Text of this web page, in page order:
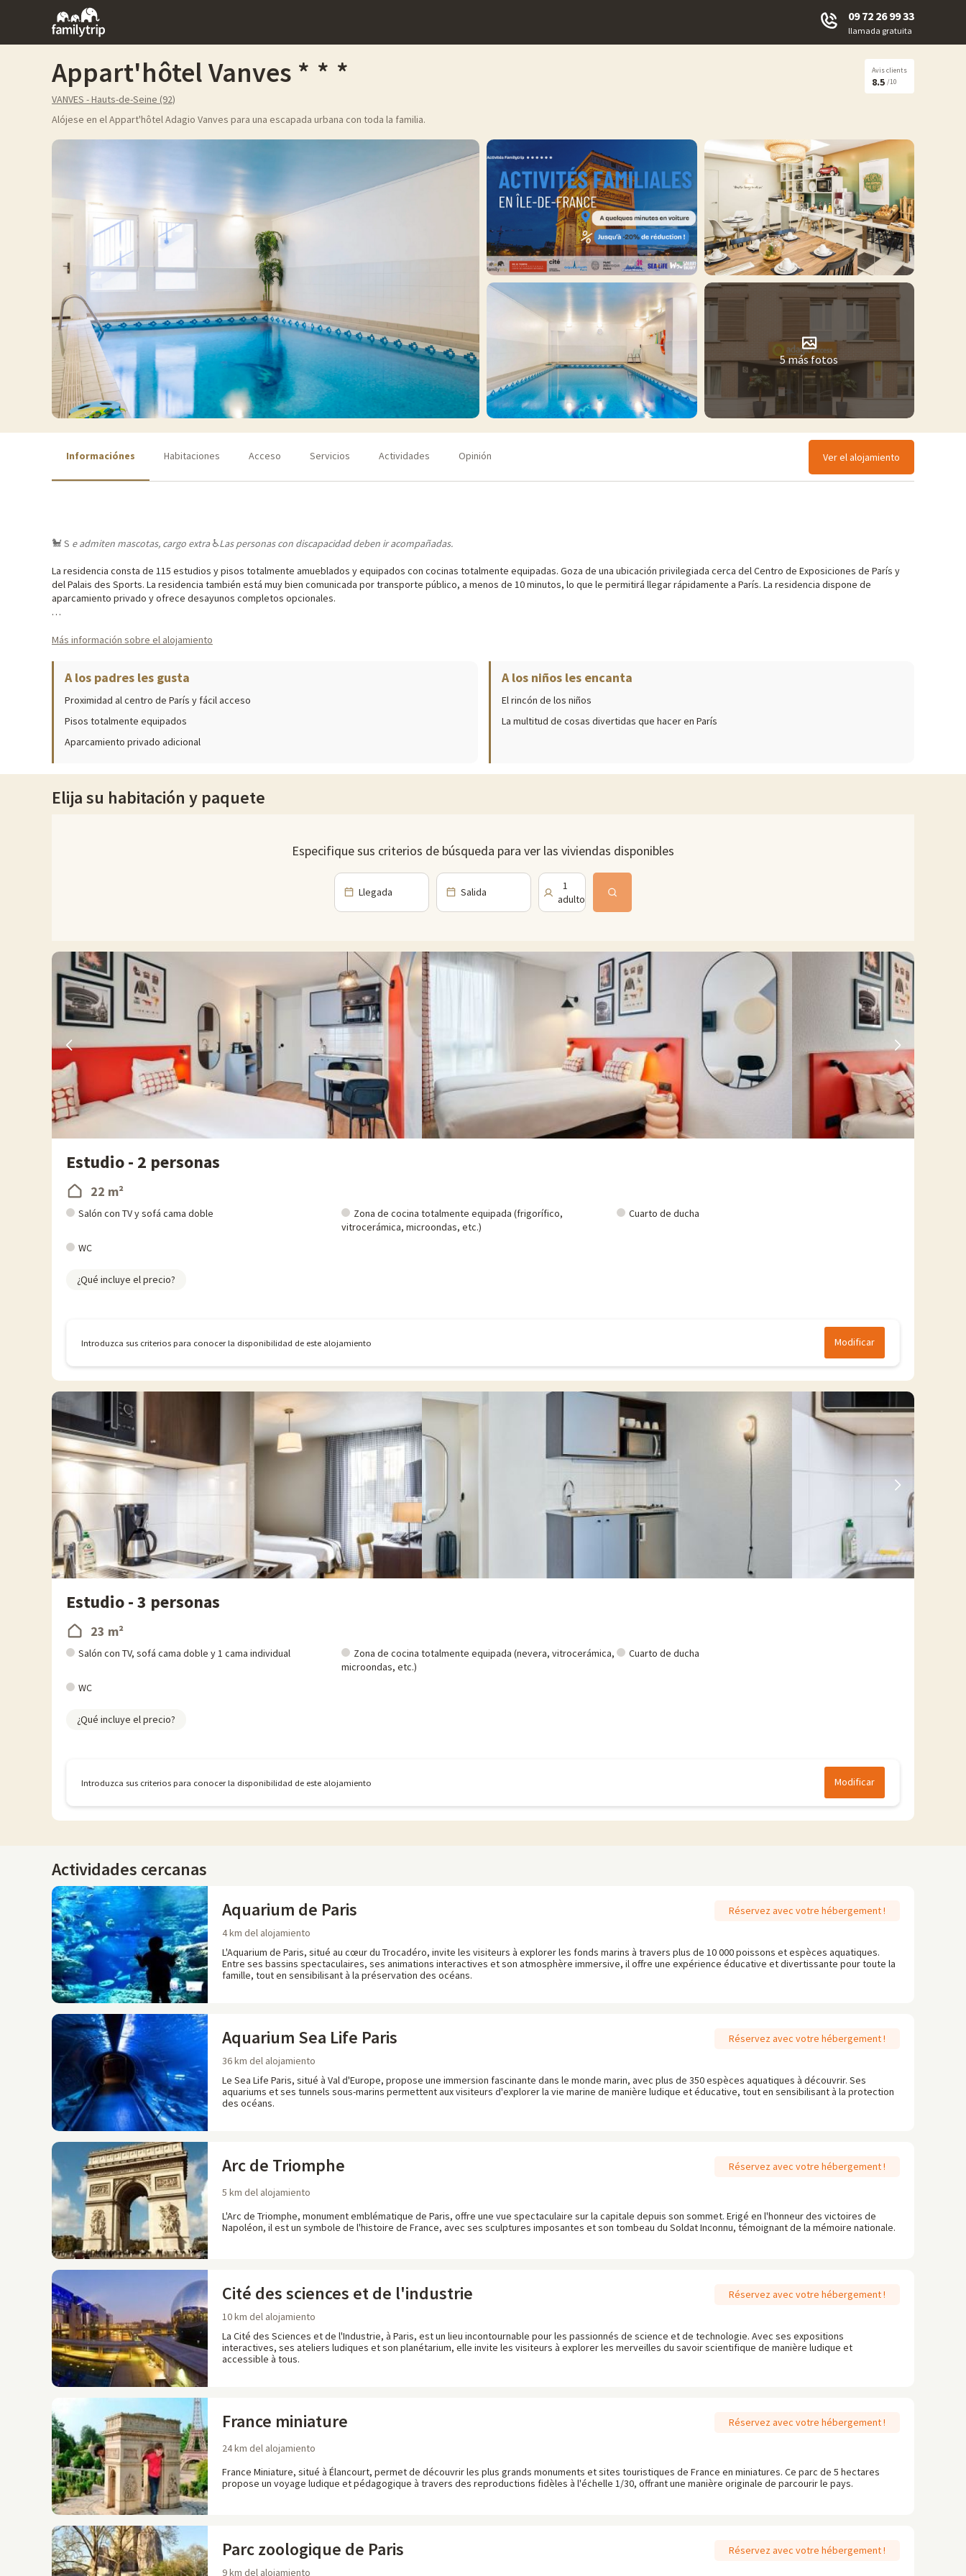
Family
trip
09 72 26 99 33
llamada gratuita
Appart'hôtel Vanves
VANVES - Hauts-de-Seine (92)
Avis clients
8.5 /10
Alójese en el Appart'hôtel Adagio Vanves para una escapada urbana con toda la familia.
5 más fotos
Informaciónes Habitaciones Acceso Servicios Actividades Opinión Ver el alojamiento
🐩 S e admiten mascotas, cargo extra♿Las personas con discapacidad deben ir acompañadas.
La residencia consta de 115 estudios y pisos totalmente amueblados y equipados con cocinas totalmente equipadas. Goza de una ubicación privilegiada cerca del Centro de Exposiciones de París y
del Palais des Sports. La residencia también está muy bien comunicada por transporte público, a menos de 10 minutos, lo que le permitirá llegar rápidamente a París. La residencia dispone de
aparcamiento privado y ofrece desayunos completos opcionales.
♥iNuestras actividades favoritas
- Parque Zoológico de París:
' Situado a menos de 1 hora de la residencia
' Zoológico de 14 hectáreas, 2000 animales por descubrir
' Entrada gratuita para niños menores de 3 años
Más información sobre el alojamiento
A los padres les gusta
Proximidad al centro de París y fácil acceso
Pisos totalmente equipados
Aparcamiento privado adicional
A los niños les encanta
El rincón de los niños
La multitud de cosas divertidas que hacer en París
Elija su habitación y paquete
Especifique sus criterios de búsqueda para ver las viviendas disponibles
Llegada Salida
1
adulto
Estudio - 2 personas
22 m²
Salón con TV y sofá cama doble
Zona de cocina totalmente equipada (frigorífico,
vitrocerámica, microondas, etc.)
Cuarto de ducha
WC
¿Qué incluye el precio?
Introduzca sus criterios para conocer la disponibilidad de este alojamiento Modificar
Estudio - 3 personas
23 m²
Salón con TV, sofá cama doble y 1 cama individual
Zona de cocina totalmente equipada (nevera, vitrocerámica,
microondas, etc.)
Cuarto de ducha
WC
¿Qué incluye el precio?
Introduzca sus criterios para conocer la disponibilidad de este alojamiento Modificar
Actividades cercanas
Aquarium de Paris
Réservez avec votre hébergement !
4 km del alojamiento
L'Aquarium de Paris, situé au cœur du Trocadéro, invite les visiteurs à explorer les fonds marins à travers plus de 10 000 poissons et espèces aquatiques.
Entre ses bassins spectaculaires, ses animations interactives et son atmosphère immersive, il offre une expérience éducative et divertissante pour toute la
famille, tout en sensibilisant à la préservation des océans.
Aquarium Sea Life Paris
Réservez avec votre hébergement !
36 km del alojamiento
Le Sea Life Paris, situé à Val d'Europe, propose une immersion fascinante dans le monde marin, avec plus de 350 espèces aquatiques à découvrir. Ses
aquariums et ses tunnels sous-marins permettent aux visiteurs d'explorer la vie marine de manière ludique et éducative, tout en sensibilisant à la protection
des océans.
Arc de Triomphe Réservez avec votre hébergement !
5 km del alojamiento
L'Arc de Triomphe, monument emblématique de Paris, offre une vue spectaculaire sur la capitale depuis son sommet. Erigé en l'honneur des victoires de
Napoléon, il est un symbole de l'histoire de France, avec ses sculptures imposantes et son tombeau du Soldat Inconnu, témoignant de la mémoire nationale.
Cité des sciences et de l'industrie
Réservez avec votre hébergement !
10 km del alojamiento
La Cité des Sciences et de l'Industrie, à Paris, est un lieu incontournable pour les passionnés de science et de technologie. Avec ses expositions
interactives, ses ateliers ludiques et son planétarium, elle invite les visiteurs à explorer les merveilles du savoir scientifique de manière ludique et
accessible à tous.
France miniature Réservez avec votre hébergement !
24 km del alojamiento
France Miniature, situé à Élancourt, permet de découvrir les plus grands monuments et sites touristiques de France en miniatures. Ce parc de 5 hectares
propose un voyage ludique et pédagogique à travers des reproductions fidèles à l'échelle 1/30, offrant une manière originale de parcourir le pays.
Parc zoologique de Paris
Réservez avec votre hébergement !
9 km del alojamiento